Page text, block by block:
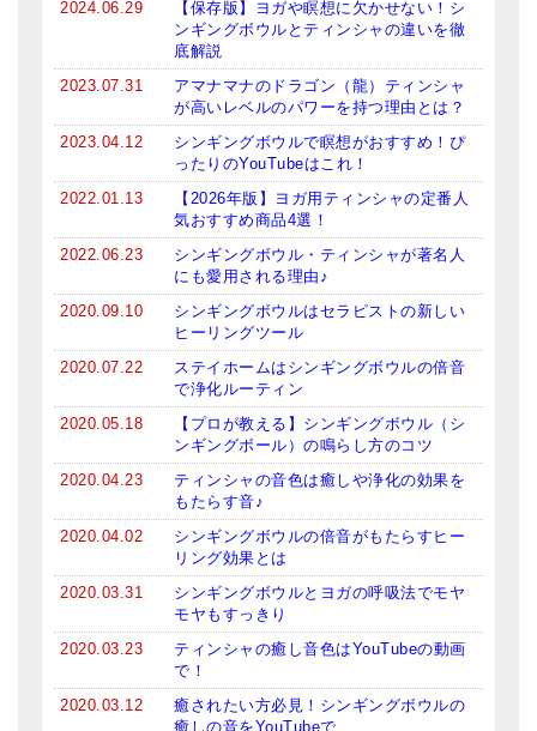
2024.06.29
【保存版】ヨガや瞑想に欠かせない！シ
ンギングボウルとティンシャの違いを徹
底解説
2023.07.31
アマナマナのドラゴン（龍）ティンシャ
が高いレベルのパワーを持つ理由とは？
2023.04.12
シンギングボウルで瞑想がおすすめ！ぴ
ったりのYouTubeはこれ！
2022.01.13
【2026年版】ヨガ用ティンシャの定番人
気おすすめ商品4選！
2022.06.23
シンギングボウル・ティンシャが著名人
にも愛用される理由♪
2020.09.10
シンギングボウルはセラピストの新しい
ヒーリングツール
2020.07.22
ステイホームはシンギングボウルの倍音
で浄化ルーティン
2020.05.18
【プロが教える】シンギングボウル（シ
ンギングボール）の鳴らし方のコツ
2020.04.23
ティンシャの音色は癒しや浄化の効果を
もたらす音♪
2020.04.02
シンギングボウルの倍音がもたらすヒー
リング効果とは
2020.03.31
シンギングボウルとヨガの呼吸法でモヤ
モヤもすっきり
2020.03.23
ティンシャの癒し音色はYouTubeの動画
で！
2020.03.12
癒されたい方必見！シンギングボウルの
癒しの音をYouTubeで